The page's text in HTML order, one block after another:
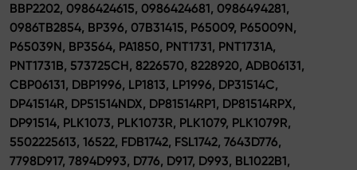
BBP2202, 0986424615, 0986424681, 0986494281,
0986TB2854, BP396, 07B31415, P65009, P65009N,
P65039N, BP3564, PA1850, PNT1731, PNT1731A,
PNT1731B, 573725CH, 8226570, 8228920, ADB06131,
CBP06131, DBP1996, LP1813, LP1996, DP31514C,
DP41514R, DP51514NDX, DP81514RP1, DP81514RPX,
DP91514, PLK1073, PLK1073R, PLK1079, PLK1079R,
5502225613, 16522, FDB1742, FSL1742, 7643D776,
7798D917, 7894D993, D776, D917, D993, BL1022B1,